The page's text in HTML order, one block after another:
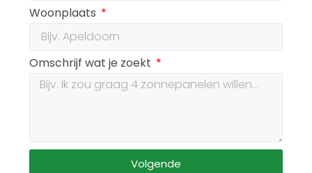
Woonplaats
Omschrijf wat je zoekt
Volgende